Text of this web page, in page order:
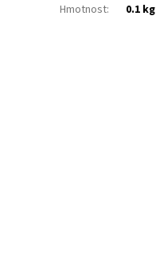
Hmotnost: 0.1 kg